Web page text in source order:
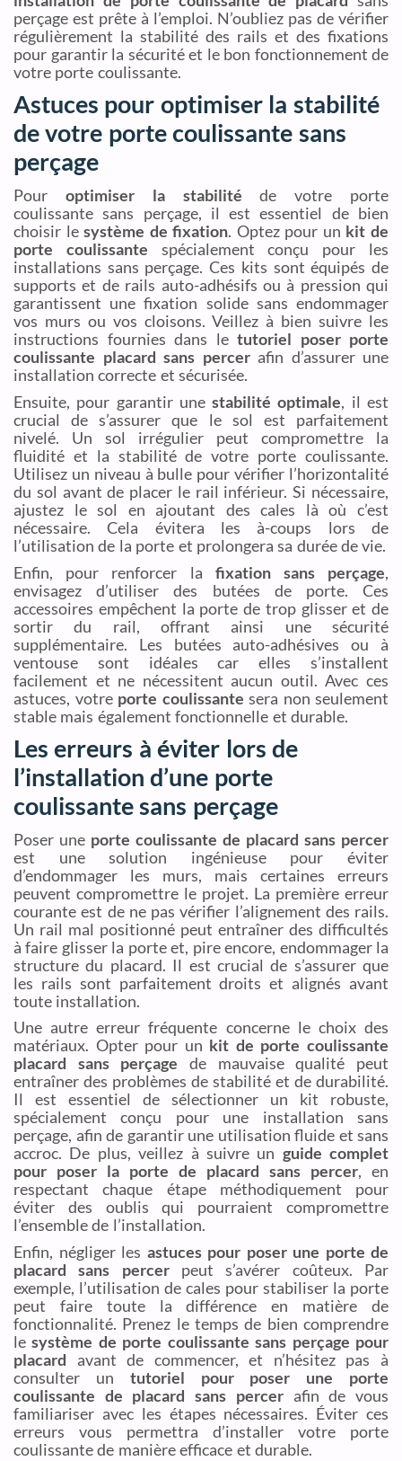
perçage est prête à l’emploi. N’oubliez pas de vérifier
régulièrement la stabilité des rails et des fixations
pour garantir la sécurité et le bon fonctionnement de
votre porte coulissante.
Astuces pour optimiser la stabilité
de votre porte coulissante sans
perçage
Pour optimiser la stabilité de votre porte
coulissante sans perçage, il est essentiel de bien
choisir lesystème de fixation. Optez pour un kit de
porte coulissante spécialement conçu pour les
installations sans perçage. Ces kits sont équipés de
supports et de rails auto-adhésifs ou à pression qui
garantissent une fixation solide sans endommager
vos murs ou vos cloisons. Veillez à bien suivre les
instructions fournies dans le tutoriel poser porte
coulissante placard sans percerafin d’assurer une
installation correcte et sécurisée.
Ensuite, pour garantir unestabilité optimale, il est
crucial de s’assurer que le sol est parfaitement
nivelé. Un sol irrégulier peut compromettre la
fluidité et la stabilité de votre porte coulissante.
Utilisez un niveau à bulle pour vérifier l’horizontalité
du sol avant de placer le rail inférieur. Si nécessaire,
ajustez le sol en ajoutant des cales là où c’est
nécessaire. Cela évitera les à-coups lors de
l’utilisation de la porte et prolongera sa durée de vie.
Enfin, pour renforcer la fixation sans perçage,
envisagez d’utiliser des butées de porte. Ces
accessoires empêchent la porte de trop glisser et de
sortir du rail, offrant ainsi une sécurité
supplémentaire. Les butées auto-adhésives ou à
ventouse sont idéales car elles s’installent
facilement et ne nécessitent aucun outil. Avec ces
astuces, votre porte coulissante sera non seulement
stable mais également fonctionnelle et durable.
Les erreurs à éviter lors de
l’installation d’une porte
coulissante sans perçage
Poser une porte coulissante de placard sans percer
est une solution ingénieuse pour éviter
d’endommager les murs, mais certaines erreurs
peuvent compromettre le projet. La première erreur
courante est de ne pas vérifier l’alignement des rails.
Un rail mal positionné peut entraîner des difficultés
à faire glisser la porte et, pire encore, endommager la
structure du placard. Il est crucial de s’assurer que
les rails sont parfaitement droits et alignés avant
toute installation.
Une autre erreur fréquente concerne le choix des
matériaux. Opter pour un kit de porte coulissante
placard sans perçage de mauvaise qualité peut
entraîner des problèmes de stabilité et de durabilité.
Il est essentiel de sélectionner un kit robuste,
spécialement conçu pour une installation sans
perçage, afin de garantir une utilisation fluide et sans
accroc. De plus, veillez à suivre un guide complet
pour poser la porte de placard sans percer, en
respectant chaque étape méthodiquement pour
éviter des oublis qui pourraient compromettre
l’ensemble de l’installation.
Enfin, négliger les astuces pour poser une porte de
placard sans percerpeut s’avérer coûteux. Par
exemple, l’utilisation de cales pour stabiliser la porte
peut faire toute la différence en matière de
fonctionnalité. Prenez le temps de bien comprendre
lesystème de porte coulissante sans perçage pour
placard avant de commencer, et n’hésitez pas à
consulter un tutoriel pour poser une porte
coulissante de placard sans percerafin de vous
familiariser avec les étapes nécessaires. Éviter ces
erreurs vous permettra d’installer votre porte
coulissante de manière efficace et durable.